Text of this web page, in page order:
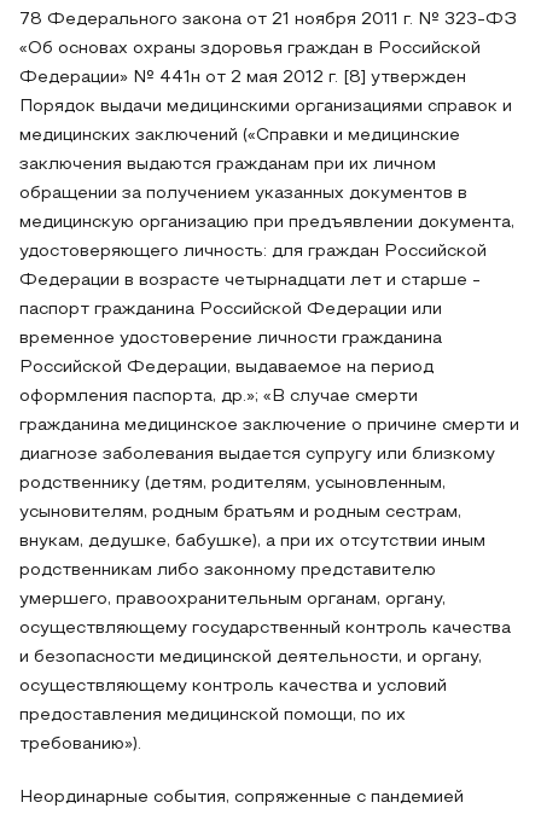
78 Федерального закона от 21 ноября 2011 г. № 323-ФЗ
«Об основах охраны здоровья граждан в Российской
Федерации» № 441н от 2 мая 2012 г. [8] утвержден
Порядок выдачи медицинскими организациями справок и
медицинских заключений («Справки и медицинские
заключения выдаются гражданам при их личном
обращении за получением указанных документов в
медицинскую организацию при предъявлении документа,
удостоверяющего личность: для граждан Российской
Федерации в возрасте четырнадцати лет и старше -
паспорт гражданина Российской Федерации или
временное удостоверение личности гражданина
Российской Федерации, выдаваемое на период
оформления паспорта, др.»; «В случае смерти
гражданина медицинское заключение о причине смерти и
диагнозе заболевания выдается супругу или близкому
родственнику (детям, родителям, усыновленным,
усыновителям, родным братьям и родным сестрам,
внукам, дедушке, бабушке), а при их отсутствии иным
родственникам либо законному представителю
умершего, правоохранительным органам, органу,
осуществляющему государственный контроль качества
и безопасности медицинской деятельности, и органу,
осуществляющему контроль качества и условий
предоставления медицинской помощи, по их
требованию»).
Неординарные события, сопряженные с пандемией